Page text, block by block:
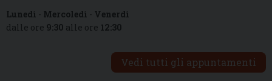
Lunedì - Mercoledì - Venerdì
dalle ore 9:30 alle ore 12:30
Vedi tutti gli appuntamenti